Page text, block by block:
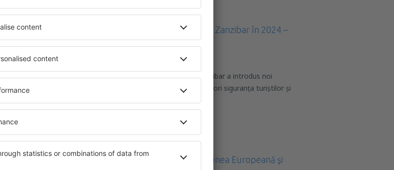
Noi reguli pentru călătoria în Zanzibar în 2024 –
ghid pentru turiști
Începând cu octombrie 2024, Zanzibar a introdus noi
reglementări de intrare pentru a spori siguranța turiștilor și
Reglementări vamale în Uniunea Europeană şi